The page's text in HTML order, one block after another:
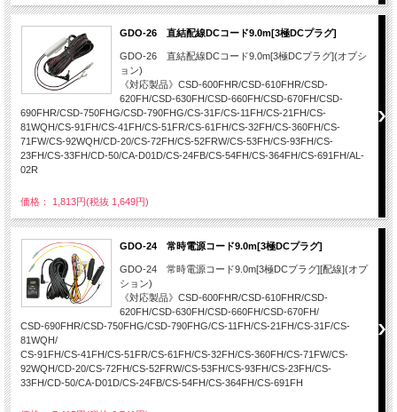
GDO-26 直結配線DCコード9.0m[3極DCプラグ]
GDO-26 直結配線DCコード9.0m[3極DCプラグ](オプシ
ョン)
《対応製品》CSD-600FHR/CSD-610FHR/CSD-
620FH/CSD-630FH/CSD-660FH/CSD-670FH/CSD-
690FHR/CSD-750FHG/CSD-790FHG/CS-31F/CS-11FH/CS-21FH/CS-
81WQH/CS-91FH/CS-41FH/CS-51FR/CS-61FH/CS-32FH/CS-360FH/CS-
71FW/CS-92WQH/CD-20/CS-72FH/CS-52FRW/CS-53FH/CS-93FH/CS-
23FH/CS-33FH/CD-50/CA-D01D/CS-24FB/CS-54FH/CS-364FH/CS-691FH/AL-
02R
価格： 1,813円(税抜 1,649円)
GDO-24 常時電源コード9.0m[3極DCプラグ]
GDO-24 常時電源コード9.0m[3極DCプラグ][配線](オプ
ション)
《対応製品》CSD-600FHR/CSD-610FHR/CSD-
620FH/CSD-630FH/CSD-660FH/CSD-670FH/
CSD-690FHR/CSD-750FHG/CSD-790FHG/CS-11FH/CS-21FH/CS-31F/CS-
81WQH/
CS-91FH/CS-41FH/CS-51FR/CS-61FH/CS-32FH/CS-360FH/CS-71FW/CS-
92WQH/CD-20/CS-72FH/CS-52FRW/CS-53FH/CS-93FH/CS-23FH/CS-
33FH/CD-50/CA-D01D/CS-24FB/CS-54FH/CS-364FH/CS-691FH